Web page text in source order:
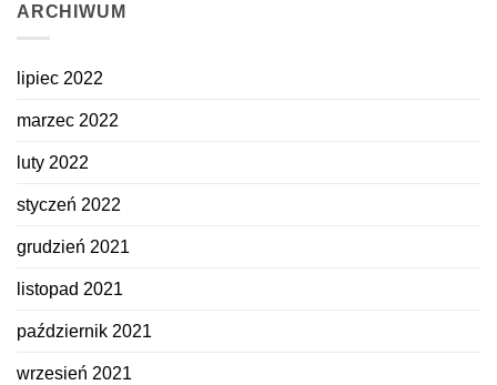
ARCHIWUM
lipiec 2022
marzec 2022
luty 2022
styczeń 2022
grudzień 2021
listopad 2021
październik 2021
wrzesień 2021